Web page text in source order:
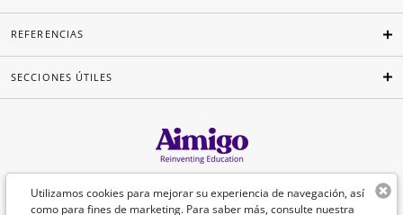
Utilizamos cookies para mejorar su experiencia de navegación, así
como para fines de marketing. Para saber más, consulte nuestra
REFERENCIAS
SECCIONES ÚTILES
Español